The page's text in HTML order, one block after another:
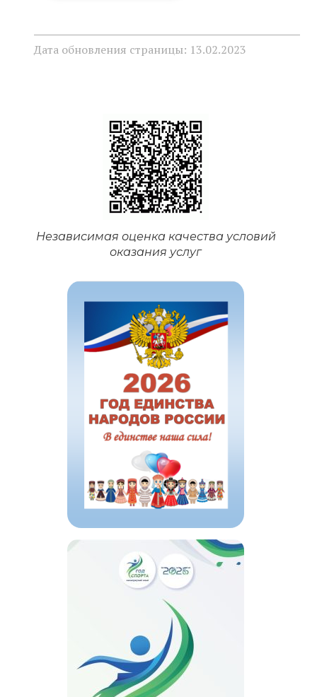
Дата обновления страницы: 13.02.2023
Независимая оценка качества условий
оказания услуг